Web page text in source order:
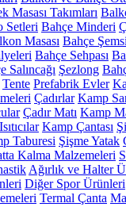
Masası Takımları
Setleri Bahçe Minderi
Masası Bahçe
Bahçe Sehpası
Salıncağı Şezlong
Tente Prefabrik Evler
Çadırlar Kamp
Çadır Matı Kamp
Isıtıcılar Kamp Çantası
Taburesi Şişme Yatak
Kalma Malzemeleri
Ağırlık ve Halter
Diğer Spor Ürünleri
Termal Çanta